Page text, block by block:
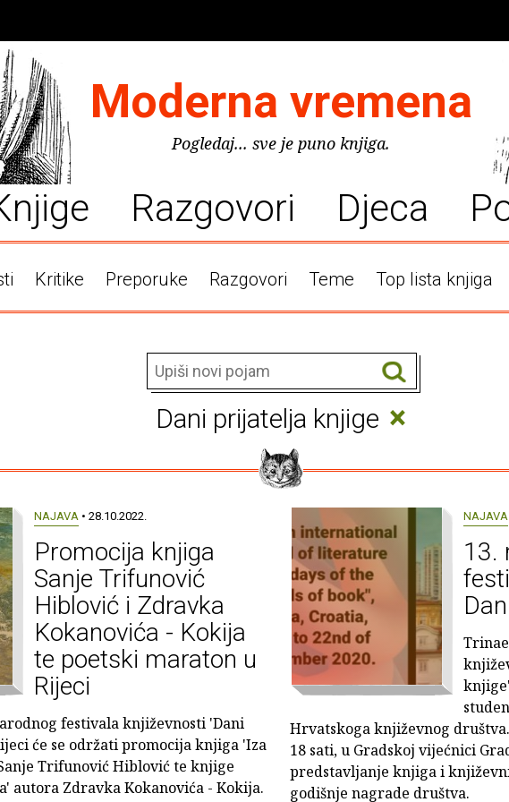
Moderna vremena
Pogledaj... sve je puno knjiga.
Razgovori Djeca
Kritike Preporuke Razgovori Teme Top lista knjiga
Dani prijatelja knjige ×
NAJAVA • 28.10.2022.
Promocija knjiga
Sanje Trifunović
Hiblović i Zdravka
Kokanovića - Kokija
te poetski maraton u
Rijeci
festivala književnosti 'Dani
će se održati promocija knjiga 'Iza
Trifunović Hiblović te knjige
autora Zdravka Kokanovića - Kokija.
NAJAVA
13.
Hrvatskoga književnog
18 sati, u Gradskoj vijećnici
predstavljanje knjiga i
godišnje nagrade društva.